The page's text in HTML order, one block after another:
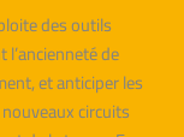
des outils
de
et anticiper les
circuits